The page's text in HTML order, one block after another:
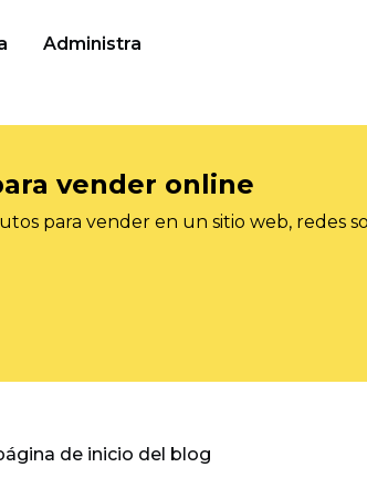
Administra
vender online
para vender en un sitio web, redes
de inicio del blog